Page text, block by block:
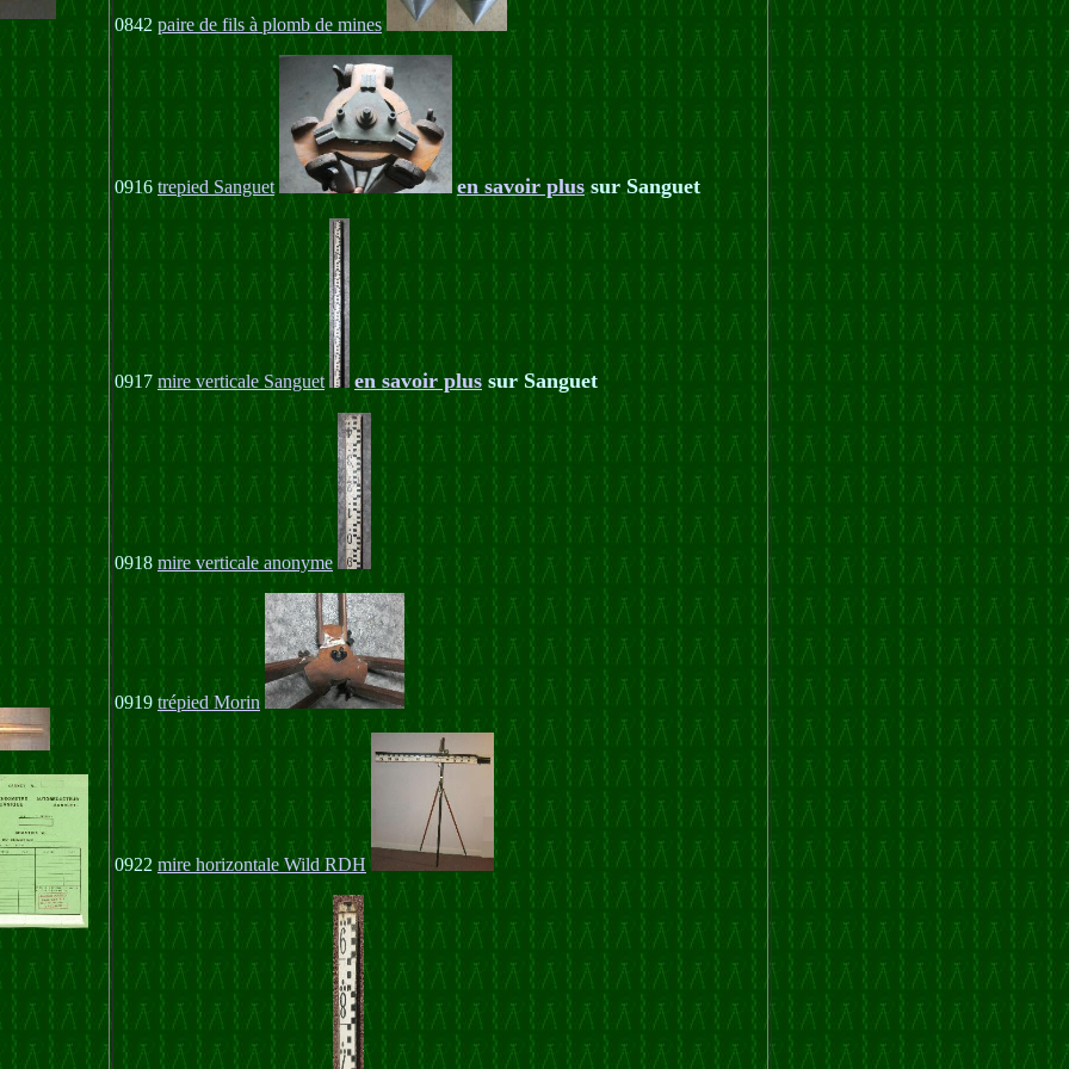
0842 paire de fils à plomb de mines
0916 trepied Sanguet en savoir plussur Sanguet
0917 mire verticale Sanguet en savoir plus sur Sanguet
0918 mire verticale anonyme
0919 trépied Morin
0922 mire horizontale Wild RDH